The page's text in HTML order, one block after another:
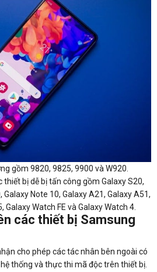
gồm 9820, 9825, 9900 và W920.
thiết bị dễ bị tấn công gồm Galaxy S20,
Galaxy Note 10, Galaxy A21, Galaxy A51,
Galaxy Watch FE và Galaxy Watch 4.
các thiết bị Samsung
cho phép các tác nhân bên ngoài có
thống và thực thi mã độc trên thiết bị.